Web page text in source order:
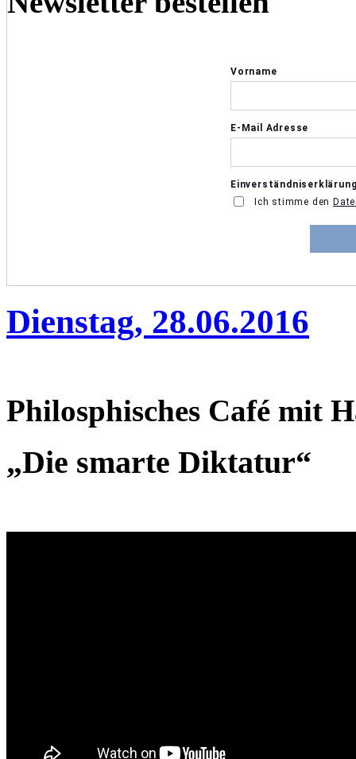
Dienstag, 28.06.2016
Philosphisches Café mit
„Die smarte Diktatur“